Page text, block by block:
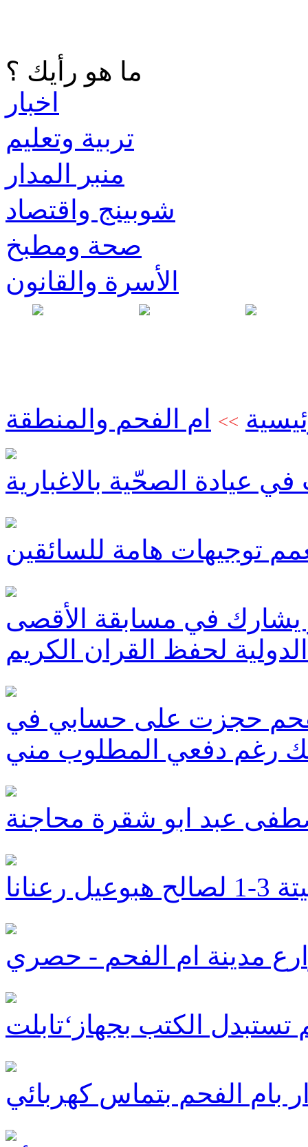
ما هو رأيك ؟
اخبار
تربية وتعليم
منبر المدار
شوبينج واقتصاد
صحة ومطبخ
الأسرة والقانون
>> ام الفحم والمنطقة
عيادة الصحّية بالاغبارية
توجيهات هامة للسائقين
في مسابقة الأقصى
الدولية لحفظ القران الكريم
حجزت على حسابي في
رغم دفعي المطلوب مني
عبد ابو شقرة محاجنة
مدينة ام الفحم - حصري
بام الفحم بتماس كهربائي